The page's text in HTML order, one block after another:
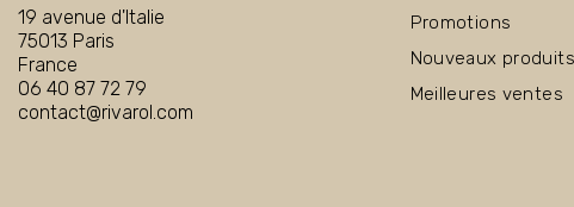
19 avenue d'Italie
75013 Paris
France
06 40 87 72 79
contact@rivarol.com
Promotions
Nouveaux produits
Meilleures ventes